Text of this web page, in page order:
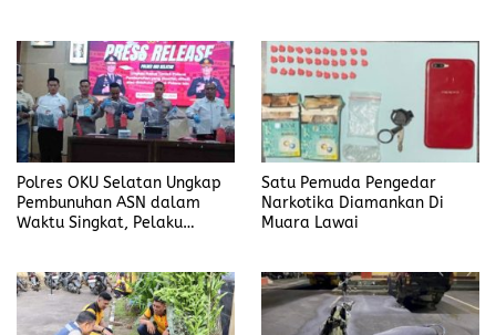
Polres OKU Selatan Ungkap
Pembunuhan ASN dalam
Waktu Singkat, Pelaku
Satu Pemuda Pengedar
Narkotika Diamankan Di
Muara Lawai